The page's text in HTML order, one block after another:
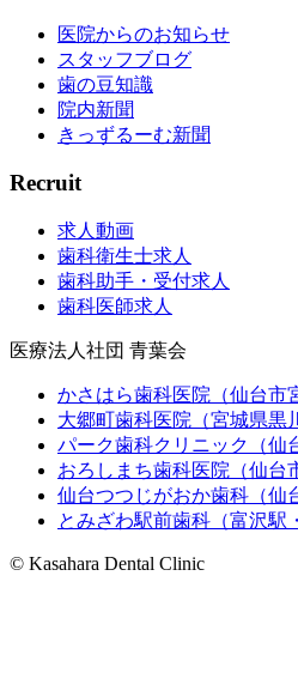
医院からのお知らせ
スタッフブログ
歯の豆知識
院内新聞
きっずるーむ新聞
Recruit
求人動画
歯科衛生士求人
歯科助手・受付求人
歯科医師求人
医療法人社団 青葉会
かさはら歯科医院（仙台市
大郷町歯科医院（宮城県黒
パーク歯科クリニック（仙
おろしまち歯科医院（仙台
仙台つつじがおか歯科（仙
とみざわ駅前歯科（富沢駅
© Kasahara Dental Clinic